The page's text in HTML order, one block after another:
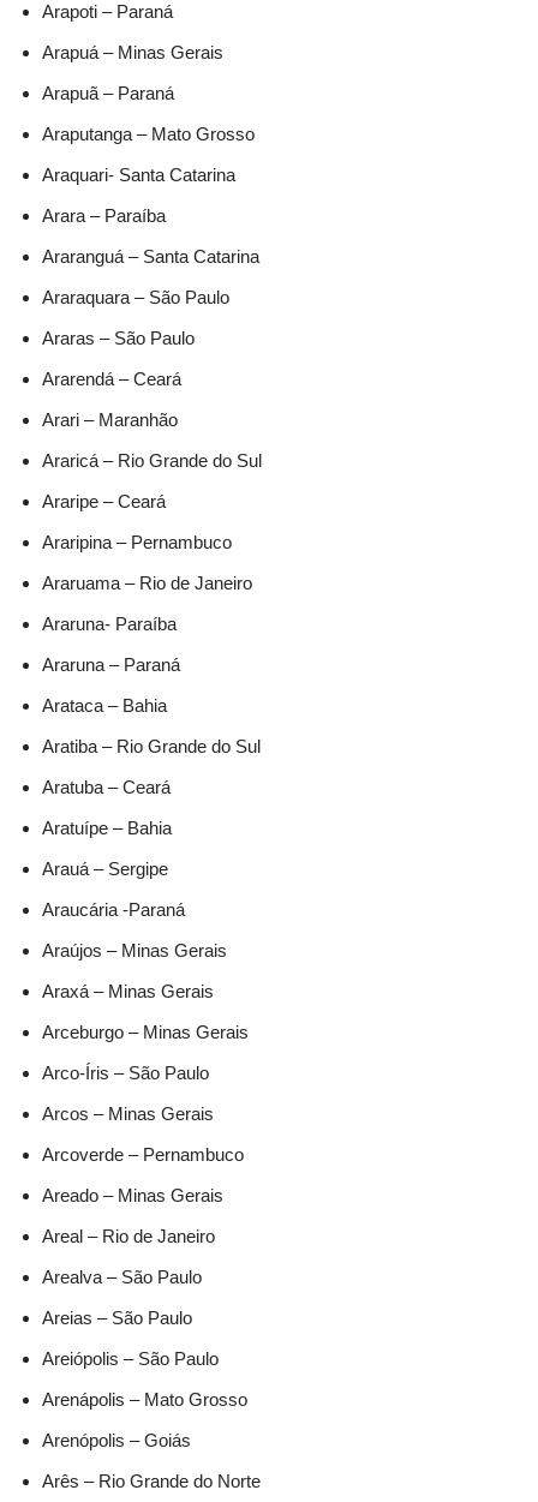
Arapoti – Paraná
Arapuá – Minas Gerais
Arapuã – Paraná
Araputanga – Mato Grosso
Araquari- Santa Catarina
Arara – Paraíba
Araranguá – Santa Catarina
Araraquara – São Paulo
Araras – São Paulo
Ararendá – Ceará
Arari – Maranhão
Araricá – Rio Grande do Sul
Araripe – Ceará
Araripina – Pernambuco
Araruama – Rio de Janeiro
Araruna- Paraíba
Araruna – Paraná
Arataca – Bahia
Aratiba – Rio Grande do Sul
Aratuba – Ceará
Aratuípe – Bahia
Arauá – Sergipe
Araucária -Paraná
Araújos – Minas Gerais
Araxá – Minas Gerais
Arceburgo – Minas Gerais
Arco-Íris – São Paulo
Arcos – Minas Gerais
Arcoverde – Pernambuco
Areado – Minas Gerais
Areal – Rio de Janeiro
Arealva – São Paulo
Areias – São Paulo
Areiópolis – São Paulo
Arenápolis – Mato Grosso
Arenópolis – Goiás
Arês – Rio Grande do Norte